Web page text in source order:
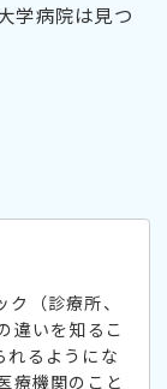
学病院は見つ
（診療所、
違いを知るこ
れるようにな
療機関のこと